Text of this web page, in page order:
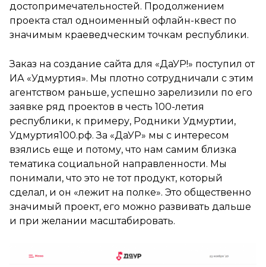
достопримечательностей. Продолжением
проекта стал одноименный офлайн-квест по
значимым краеведческим точкам республики.
Заказ на создание сайта для «ДаУР!» поступил от
ИА «Удмуртия». Мы плотно сотрудничали с этим
агентством раньше, успешно зарелизили по его
заявке ряд проектов в честь 100-летия
республики, к примеру, Родники Удмуртии,
Удмуртия100.рф. За «ДаУР» мы с интересом
взялись еще и потому, что нам самим близка
тематика социальной направленности. Мы
понимали, что это не тот продукт, который
сделал, и он «лежит на полке». Это общественно
значимый проект, его можно развивать дальше
и при желании масштабировать.